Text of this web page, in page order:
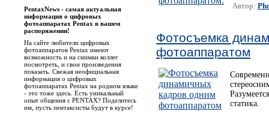
PentaxNews - cамая актуальная
информация о цифровых
фотоаппаратах Pentax в вашем
распоряжении!
На сайте любители цифровых
фотоаппаратов Pentax имеют
возможность и на снимки коллег
посмотреть, и свои произведения
показать. Свежая неофициальная
информация о цифровых
фотоаппаратах Pentax на родном языке
- это тоже здесь. Есть уникальный
опыт общения с PENTAX? Поделитесь
им, пусть пентаксисты будут в курсе!
Автор:
Фотосъемка
фотоаппаратом
статика.